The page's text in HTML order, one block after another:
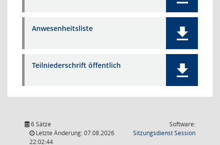
Anwesenheitsliste
Teilniederschrift öffentlich
6 Sätze
Letzte Änderung: 07.08.2026
22:02:44
Software:
SitzungsdienstSession(Wird in